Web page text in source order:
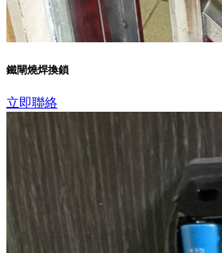
鐵閘燒焊換鎖
立即聯絡